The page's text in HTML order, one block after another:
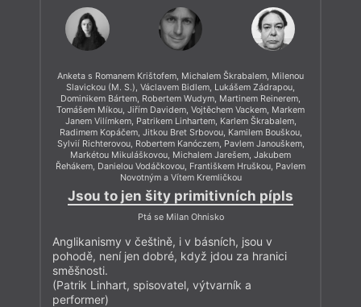
Anketa s Romanem Krištofem, Michalem Škrabalem, Milenou
Slavickou (M. S.), Václavem Bidlem, Lukášem Zádrapou,
Dominikem Bártem, Robertem Wudym, Martinem Reinerem,
Tomášem Míkou, Jiřím Davidem, Vojtěchem Vackem, Markem
Janem Vilímkem, Patrikem Linhartem, Karlem Škrabalem,
Radimem Kopáčem, Jitkou Bret Srbovou, Kamilem Bouškou,
Sylvií Richterovou, Robertem Kanóczem, Pavlem Janouškem,
Markétou Mikuláškovou, Michalem Jarešem, Jakubem
Řehákem, Danielou Vodáčkovou, Františkem Hruškou, Pavlem
Novotným a Vítem Kremličkou
Jsou to jen šity primitivních pípls
Ptá se Milan Ohnisko
Anglikanismy v češtině, i v básních, jsou v
pohodě, není jen dobré, když jdou za hranici
směšnosti.
(Patrik Linhart, spisovatel, výtvarník a
performer)